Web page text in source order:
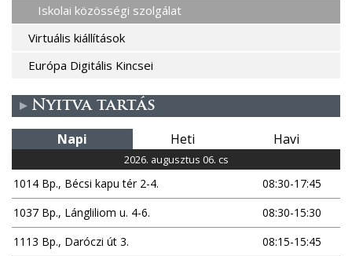
Iskolai közösségi szolgálat
Virtuális kiállítások
Európa Digitális Kincsei
Nyitva tartás
Napi Heti Havi
2026. augusztus 06. cs
1014 Bp., Bécsi kapu tér 2-4.
08:30-17:45
1037 Bp., Lángliliom u. 4-6.
08:30-15:30
1113 Bp., Daróczi út 3.
08:15-15:45